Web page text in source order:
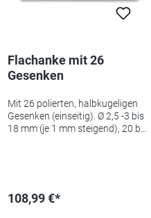
Flachanke mit 26
Gesenken
Mit 26 polierten, halbkugeligen
Gesenken (einseitig). Ø 2,5 -3 bis
18 mm (je 1 mm steigend), 20 bis
108,99 €*